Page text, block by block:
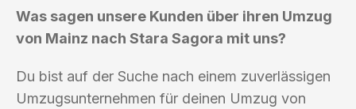
Was sagen unsere Kunden über ihren Umzug
von Mainz nach Stara Sagora mit uns?
Du bist auf der Suche nach einem zuverlässigen
Umzugsunternehmen für deinen Umzug von